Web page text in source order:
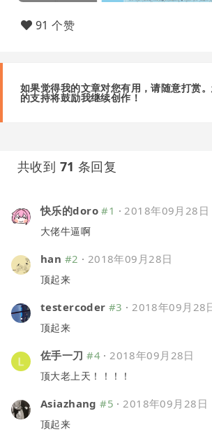
91 个赞
如果觉得我的文章对您有用，请随意打赏
的支持将鼓励我继续创作！
共收到 71 条回复
快乐的doro #1 ·2018年09月28日
大佬牛逼啊
han #2 · 2018年09月28日
顶起来
testercoder #3 ·2018年09月28
顶起来
佐手一刀 #4·2018年09月28日
顶大老上天！！！！
Asiazhang #5 ·2018年09月28日
顶起来